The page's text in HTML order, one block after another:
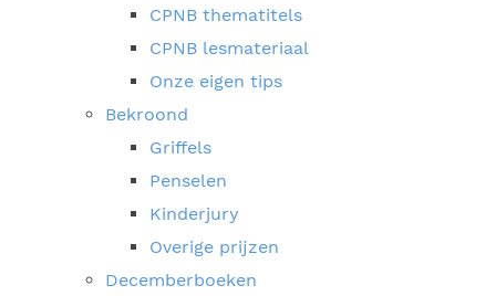
CPNB thematitels
CPNB lesmateriaal
Onze eigen tips
Bekroond
Griffels
Penselen
Kinderjury
Overige prijzen
Decemberboeken